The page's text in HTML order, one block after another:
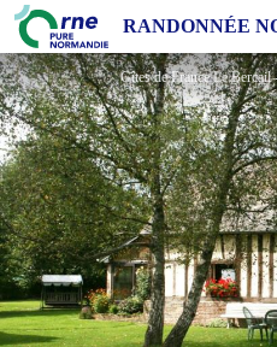
RANDONNÉE
Gîtes de France Le Bercail
Gîtes de France Le